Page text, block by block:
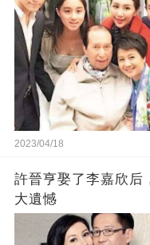
2023/04/18
許晉亨娶了李嘉欣后
大遺憾